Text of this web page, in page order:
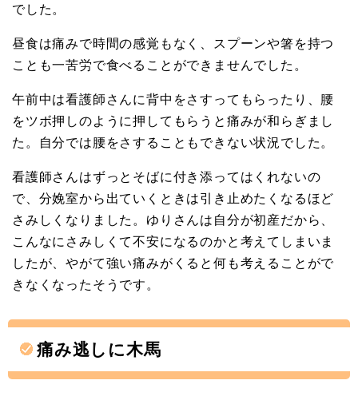
でした。
昼食は痛みで時間の感覚もなく、スプーンや箸を持つ
ことも一苦労で食べることができませんでした。
午前中は看護師さんに背中をさすってもらったり、腰
をツボ押しのように押してもらうと痛みが和らぎまし
た。自分では腰をさすることもできない状況でした。
看護師さんはずっとそばに付き添ってはくれないの
で、分娩室から出ていくときは引き止めたくなるほど
さみしくなりました。ゆりさんは自分が初産だから、
こんなにさみしくて不安になるのかと考えてしまいま
したが、やがて強い痛みがくると何も考えることがで
きなくなったそうです。
痛み逃しに木馬